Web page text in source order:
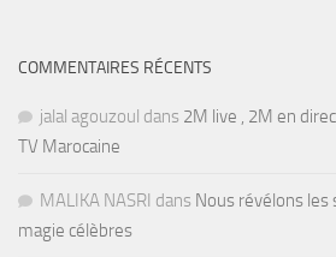
COMMENTAIRES RÉCENTS
jalal agouzoul dans 2M live , 2M en
TV Marocaine
MALIKA NASRI dans Nous révélons les
magie célèbres